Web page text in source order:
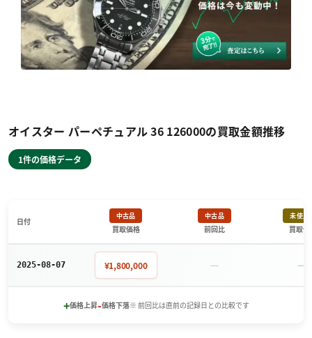
オイスター パーペチュアル 36 126000の買取金額推移
1件の価格データ
日付
中古品
買取価格
中古品
前回比
未使用
買取価
2025-08-07 ¥1,800,000 － －
+価格上昇-価格下落※ 前回比は直前の記録日との比較です